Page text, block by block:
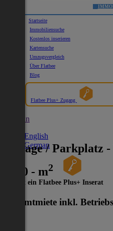
Startseite
Immobiliensuche
Kostenlos inserieren
Kartensuche
Umzugsvergleich
Über Flatbee
Blog
Flatbee Plus+ Zugang
German
English
German
Garage / Parkplatz
2700 - m2
Dies ist ein Flatbee Plus+ Inserat
Gesamtmiete inkl.